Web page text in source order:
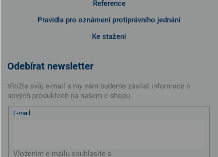
Reference
Pravidla pro oznámení protiprávního jednání
Ke stažení
Odebírat newsletter
Vložte svůj e-mail a my vám budeme zasílat informace o
nových produktech na našem e-shopu.
E-mail
Vložením e-mailu souhlasíte s